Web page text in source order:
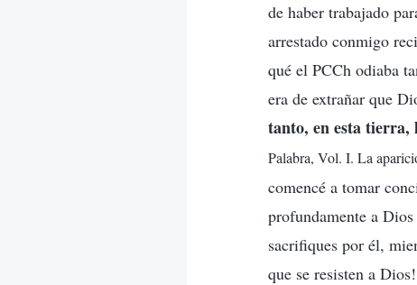
de haber trabajado
arrestado conmigo
qué el PCCh odiaba
era de extrañar que
tanto, en esta tierra,
Palabra, Vol. I. La
comencé a tomar
profundamente a
sacrifiques por él,
que se resisten a